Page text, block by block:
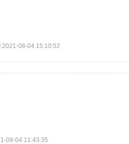
08-04 15:10:52
08-04 11:43:35